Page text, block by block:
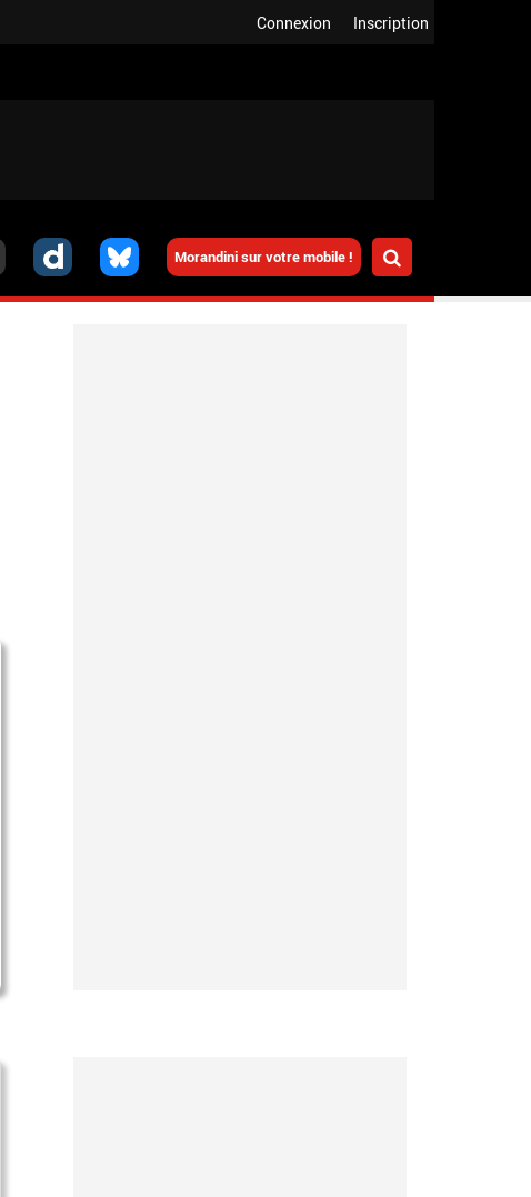
Inscription
Connexion
Morandini sur votre mobile !